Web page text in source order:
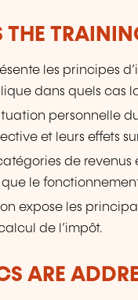
les principes
dans quels cas
personnelle
et leurs effets
de
le
expose les
de l’impôt.
ARE